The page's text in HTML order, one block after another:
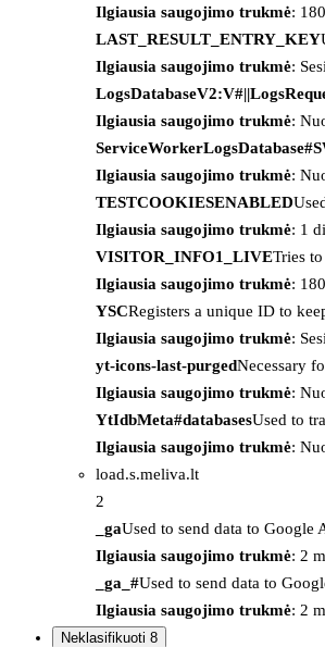
Ilgiausia saugojimo trukmė:
LAST_RESULT_ENTRY_KEY
Ilgiausia saugojimo trukmė:
Ilgiausia saugojimo trukmė:
Ilgiausia saugojimo trukmė:
TESTCOOKIESENABLED
Ilgiausia saugojimo trukmė: 1
VISITOR_INFO1_LIVETries
Ilgiausia saugojimo trukmė:
YSCRegisters a unique ID to
Ilgiausia saugojimo trukmė:
yt-icons-last-purgedNecessary
Ilgiausia saugojimo trukmė:
YtIdbMeta#databasesUsed to
Ilgiausia saugojimo trukmė:
load.s.meliva.lt
2
_gaUsed to send data to Google
Ilgiausia saugojimo trukmė: 2
_ga_#Used to send data to
Ilgiausia saugojimo trukmė: 2
Neklasifikuoti 8